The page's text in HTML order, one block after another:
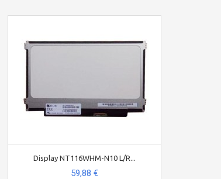
Display NT116WHM-N10 L/R...
59,88 €